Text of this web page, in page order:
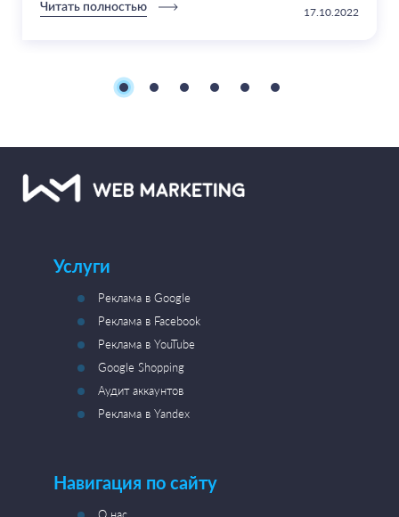
Читать полностью 17.10.2022
Услуги
Реклама в Google
Реклама в Facebook
Реклама в YouTube
Google Shopping
Аудит аккаунтов
Реклама в Yandex
Навигация по сайту